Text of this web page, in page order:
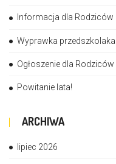
Informacja dla
Wyprawka
Ogłoszenie dla Rodziców
Powitanie lata!
ARCHIWA
lipiec 2026